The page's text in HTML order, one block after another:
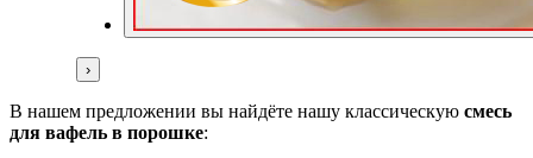
›
В нашем предложении вы найдёте нашу классическую смесь
для вафель в порошке: